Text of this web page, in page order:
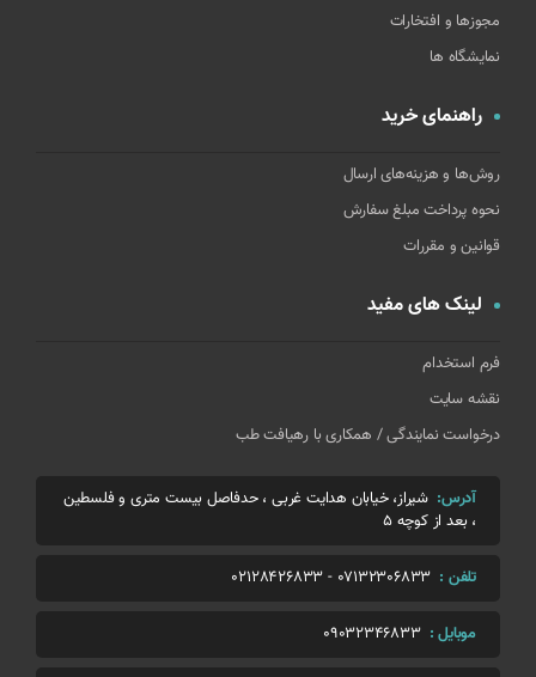
مجوزها و افتخارات
نمایشگاه ها
راهنمای خرید
روش‌ها و هزینه‌های ارسال
نحوه پرداخت مبلغ سفارش
قوانین و مقررات
لینک های مفید
فرم استخدام
نقشه سایت
درخواست نمایندگی / همکاری با رهیافت طب
آدرس: شیراز، خیابان هدایت غربی ، حدفاصل بیست متری و فلسطین
، بعد از کوچه 5
تلفن : 07132306833
-
02128426833
موبایل : 09032346833